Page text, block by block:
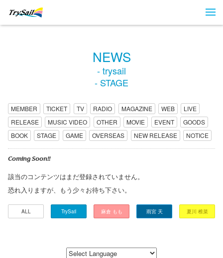
NEWS
- trysail
- STAGE
MEMBER TICKET TV RADIO MAGAZINE WEB
LIVE
RELEASE
MUSIC VIDEO OTHER MOVIE EVENT
GOODS
BOOK
STAGE GAME OVERSEAS NEW RELEASE NOTICE
Coming Soon!!
該当のコンテンツはまだ登録されていません。
恐れ入りますが、もう少々お待ち下さい。
ALL TrySail 麻倉 もも 雨宮 天 夏川 椎菜